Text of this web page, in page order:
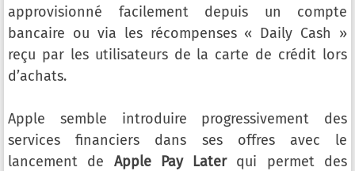
approvisionné facilement depuis un compte
bancaire ou via les récompenses « Daily Cash »
reçu par les utilisateurs de la carte de crédit lors
d’achats.
Apple semble introduire progressivement des
services financiers dans ses offres avec le
lancement de Apple Pay Laterqui permet des